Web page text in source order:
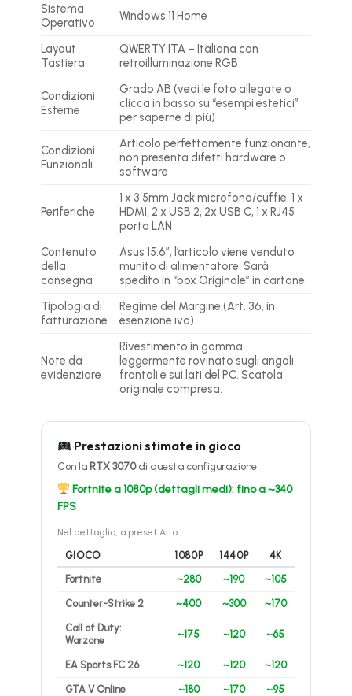
Sistema
Operativo
Windows 11 Home
Layout
Tastiera
QWERTY ITA – Italiana con
retroilluminazione RGB
Condizioni
Esterne
Grado AB (vedi le foto allegate o
clicca in basso su “esempi estetici”
per saperne di più)
Condizioni
Funzionali
Articolo perfettamente funzionante,
non presenta difetti hardware o
software
Periferiche
1 x 3.5mm Jack microfono/cuffie, 1 x
HDMI, 2 x USB 2, 2x USB C, 1 x RJ45
porta LAN
Contenuto
della
consegna
Asus 15.6″, l’articolo viene venduto
munito di alimentatore. Sarà
spedito in “box Originale” in cartone.
Tipologia di
fatturazione
Regime del Margine (Art. 36, in
esenzione iva)
Note da
evidenziare
Rivestimento in gomma
leggermente rovinato sugli angoli
frontali e sui lati del PC. Scatola
originale compresa.
Prestazioni stimate in gioco
Con la RTX 3070di questa configurazione
Fortnite a 1080p (dettagli medi): fino a ~340
FPS
Nel dettaglio, a preset Alto:
GIOCO 1080P 1440P
4K
Fortnite
~280 ~190 ~105
Counter-Strike 2 ~400 ~300 ~170
Call of Duty:
Warzone
~175 ~120 ~65
EA Sports FC 26 ~120 ~120 ~120
GTA V Online ~180 ~170 ~95